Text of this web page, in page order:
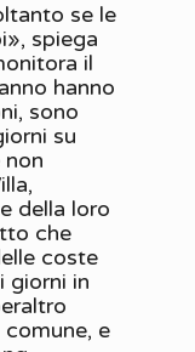
se le
spiega
il
hanno
sono
su
della loro
che
coste
giorni in
e